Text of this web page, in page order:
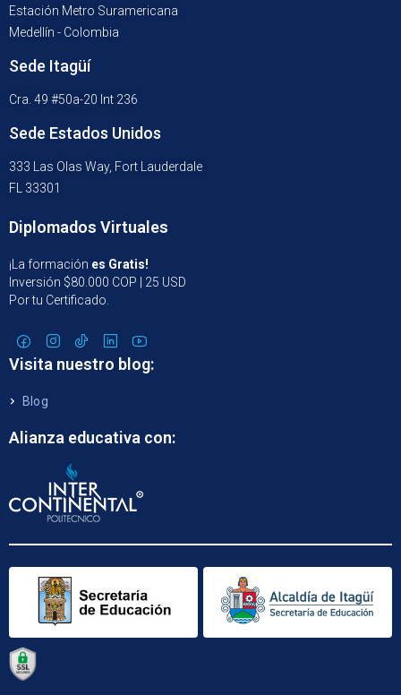
Estación Metro Suramericana
Medellín - Colombia
Sede Itagüí
Cra. 49 #50a-20 Int 236
Sede Estados Unidos
333 Las Olas Way, Fort Lauderdale
FL 33301
Diplomados Virtuales
¡La formación es Gratis!
Inversión $80.000 COP | 25 USD
Por tu Certificado.
Visita nuestro blog:
Blog
Alianza educativa con: